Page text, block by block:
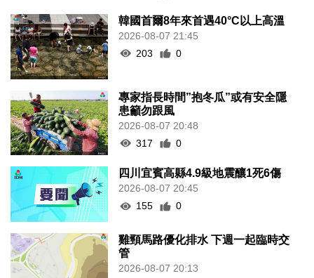
韓國首爾8年來首遇40°C以上高溫
2026-08-07 21:45
203
0
專家指長時間”抱冬瓜”或有安全隱
患籲勿跟風
2026-08-07 20:48
317
0
四川宜賓高縣4.9級地震釀1死6傷
2026-08-07 20:45
155
0
雞頸馬路優化排水 下週一起臨時交
管
2026-08-07 20:13